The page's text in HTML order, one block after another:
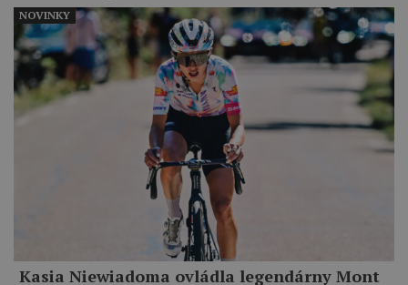
Kasia Niewiadoma ovládla legendárny Mont
NOVINKY